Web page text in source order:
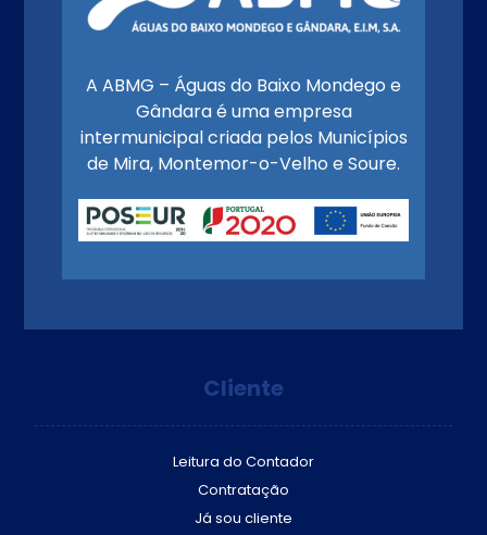
A ABMG – Águas do Baixo Mondego e
Gândara é uma empresa
intermunicipal criada pelos Municípios
de Mira, Montemor-o-Velho e Soure.
Cliente
Leitura do Contador
Contratação
Já sou cliente